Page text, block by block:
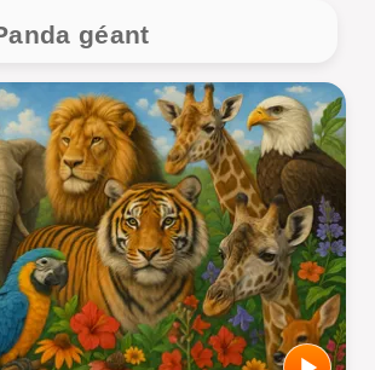
géant